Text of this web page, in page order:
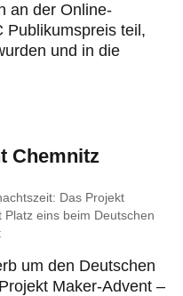
an der Online-
Publikumspreis teil,
und in die
Chemnitz
Das Projekt
eins beim Deutschen
um den Deutschen
Maker-Advent –